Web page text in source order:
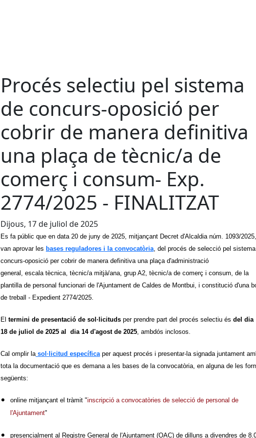
Procés selectiu pel sistema
de concurs-oposició per
cobrir de manera definitiva
una plaça de tècnic/a de
comerç i consum- Exp.
2774/2025 - FINALITZAT
Dijous, 17 de juliol de 2025
Es fa públic que en data 20 de juny de 2025, mitjançant Decret d'Alcaldia núm. 1093/
van aprovar les bases reguladores i la convocatòria, del procés de selecció pel
concurs-oposició per cobrir de manera definitiva una plaça d'administració
general, escala tècnica, tècnic/a mitjà/ana, grup A2, tècnic/a de comerç i consum, de la
plantilla de personal funcionari de l'Ajuntament de Caldes de Montbui, i constitució d'una
de treball - Expedient 2774/2025.
El termini de presentació de sol·licituds per prendre part del procés selectiu és del dia
18 de juliol de 2025 al dia 14 d'agost de 2025, ambdós inclosos.
Cal omplir la sol·licitud específicaper aquest procés i presentar-la signada juntament
tota la documentació que es demana a les bases de la convocatòria, en alguna de les
següents:
online mitjançant el tràmit "inscripció a convocatòries de selecció de personal de
l'Ajuntament"
presencialment al Registre General de l'Ajuntament (OAC) de dilluns a divendres de